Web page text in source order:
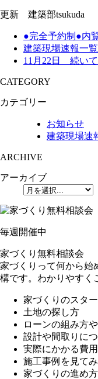
更新 建築部tsukuda
●完全予約制●内
建築現場速報一覧
11月22日 続いて
CATEGORY
カテゴリー
お知らせ
建築現場速
ARCHIVE
アーカイブ
毎週 開催中
家づくり無料相談会
家づくりって何から始
構です。わかりやすく
家づくりのスタ
土地の探し方
ローンの組み方
設計や間取りに
実際にかかる費
施工事例を見て
家づくりの進め方